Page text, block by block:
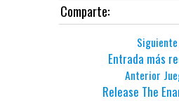
Comparte:
Siguiente
Entrada más
Anterior
Release The